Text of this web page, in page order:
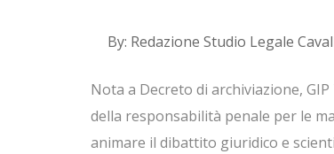
By: Redazione Studio Legale
Nota a Decreto di archiviazione,
della responsabilità penale per le
animare il dibattito giuridico e